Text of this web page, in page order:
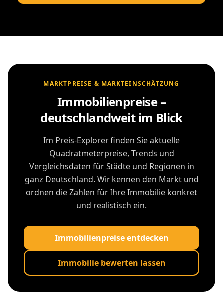
MARKTPREISE & MARKTEINSCHÄTZUNG
Immobilienpreise –
deutschlandweit im Blick
Im Preis-Explorer finden Sie aktuelle
Quadratmeterpreise, Trends und
Vergleichsdaten für Städte und Regionen in
ganz Deutschland. Wir kennen den Markt und
ordnen die Zahlen für Ihre Immobilie konkret
und realistisch ein.
Immobilienpreise entdecken
Immobilie bewerten lassen